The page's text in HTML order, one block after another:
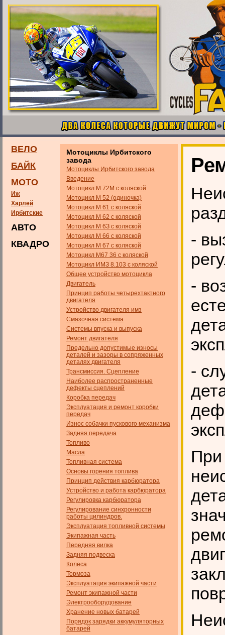
ВЕЛО
БАЙК
МОТО
Иж
Харлей
Ирбитские
АВТО
КВАДРО
Мотоциклы Ирбитского
завода
Мотоциклы Ирбитского завода
Введение
Мотоцикл М 72М с коляской
Мотоцикл М 52 (одиночка)
Мотоцикл М 61 с коляской
Мотоцикл М 62 с коляской
Мотоцикл М 6З с коляской
Мотоцикл М 66 с коляской
Мотоцикл М 67 с коляской
Мотоцикл М67 36 с коляской
Мотоцикл ИМЗ 8.103 с коляской
Общее устройство мотоцикла
Двигатель
Принцип работы четырехтактного
двигателя
Устройство двигателя имз
Смазочная система
Системы впуска и выпуска
Ремонт двигателя
Предельно допустимые износы
деталей и зазоры в сопряженных
деталях двигателя
Трансмиссия. Сцепление
Наиболее распространенные
дефекты сцеплений
Коробка передач
Эксплуатация и ремонт коробки
передач
Износ собачки пускового механизма
Задняя передача
Топливо
Масла
Топливная система
Основы горения топлива
Принцип действия карбюратора
Устройство и работа карбюратора
Регулировка карбюратора
Регулирование синхронности
работы цилиндров.
Эксплуатация топливной системы
Экипажная часть
Передняя вилка
Задняя подвеска
Колеса
Тормоза
Эксплуатация экипажной части
Ремонт экипажной части
Электрооборудование
Хранение новых батарей
Порядок зарядки аккумуляторных
батарей
-
-
-
При